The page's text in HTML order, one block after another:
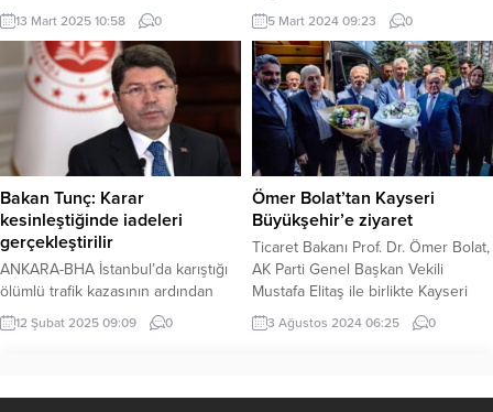
Yerlikaya; Afyonkarahisar’da
yaptığımız operasyonda,
birleştirildiğinde 3 bin 450 tabanca
üretilebilecek tabanca gövdesi ile
80 bin 790 adet silah tamamlayıcı
parça ele geçirildiğini açıkladı.
Nereye gizlerseniz gizleyin,
ruhsatsız silahları tek tek bulup
ortaya çıkaracağız. Halkımızın
huzurunu bozmanıza asla müsaade
etmeyeceğiz! ” ifadelerinde
bulunan Bakanımız Sayın
Ali Yerlikaya sosyal medya
hesabından yaptığı...
13 Mart 2025 10:58 0
(Yılın En Efsaneleri Ödülleri )
sahiplerini buldu.Oksana
Kuznetsova tarafından düzenlenen
Şenol İpek’in sunuculuğunu yaptığı
ödül gecesinde Sahnelerde yüksek
performansı ile büyùk çıkış
yakalayan Uur Demirow’a ” Yılın En
İyi Performance DJ’i ” ödülü
verildi. İSTANBUL (İGFA) –
Muhteşem Ödül...
5 Mart 2024 09:23 0
Bakan Tunç: Karar
kesinleştiğinde iadeleri
gerçekleştirilir
ANKARA-BHA İstanbul’da karıştığı
ölümlü trafik kazasının ardından
ABD’ye kaçan 17 yaşındaki Timur
Cihantimur ile annesi Eylem Tok’un,
sonuçlandı. Adalet Bakanı Yılmaz
12 Şubat 2025 09:09 0
Ömer Bolat’tan Kayseri
Büyükşehir’e ziyaret
Ticaret Bakanı Prof. Dr. Ömer Bolat,
AK Parti Genel Başkan Vekili
Mustafa Elitaş ile birlikte Kayseri
Büyükşehir Belediye Başkanı Dr.
Memduh Büyükkılıç’ı makamında
Başkanı Dr. Memduh Büyükkılıç, bir
3 Ağustos 2024 06:25 0